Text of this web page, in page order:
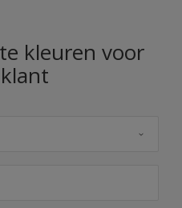
kleuren voor